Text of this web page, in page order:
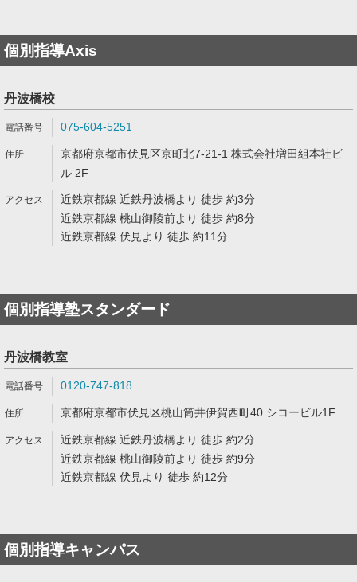
個別指導Axis
丹波橋校
075-604-5251
京都府京都市伏見区京町北7-21-1 株式会社増田組本社ビ
ル 2F
近鉄京都線 近鉄丹波橋より 徒歩 約3分
近鉄京都線 桃山御陵前より 徒歩 約8分
近鉄京都線 伏見より 徒歩 約11分
個別指導塾スタンダード
丹波橋教室
0120-747-818
京都府京都市伏見区桃山筒井伊賀西町40 シコービル1F
近鉄京都線 近鉄丹波橋より 徒歩 約2分
近鉄京都線 桃山御陵前より 徒歩 約9分
近鉄京都線 伏見より 徒歩 約12分
個別指導キャンパス